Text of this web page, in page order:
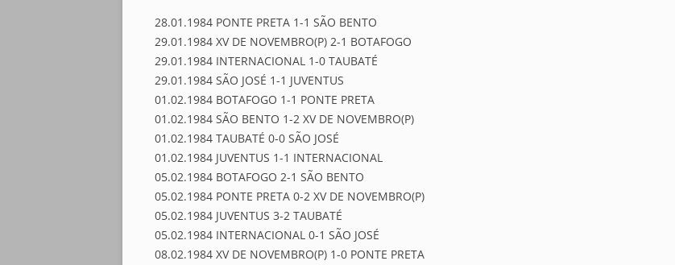
28.01.1984 PONTE PRETA 1-1 SÃO BENTO
29.01.1984 XV DE NOVEMBRO(P) 2-1 BOTAFOGO
29.01.1984 INTERNACIONAL 1-0 TAUBATÉ
29.01.1984 SÃO JOSÉ 1-1 JUVENTUS
01.02.1984 BOTAFOGO 1-1 PONTE PRETA
01.02.1984 SÃO BENTO 1-2 XV DE NOVEMBRO(P)
01.02.1984 TAUBATÉ 0-0 SÃO JOSÉ
01.02.1984 JUVENTUS 1-1 INTERNACIONAL
05.02.1984 BOTAFOGO 2-1 SÃO BENTO
05.02.1984 PONTE PRETA 0-2 XV DE NOVEMBRO(P)
05.02.1984 JUVENTUS 3-2 TAUBATÉ
05.02.1984 INTERNACIONAL 0-1 SÃO JOSÉ
08.02.1984 XV DE NOVEMBRO(P) 1-0 PONTE PRETA